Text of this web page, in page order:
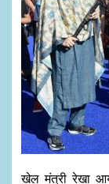
खेल मंत्री रेखा